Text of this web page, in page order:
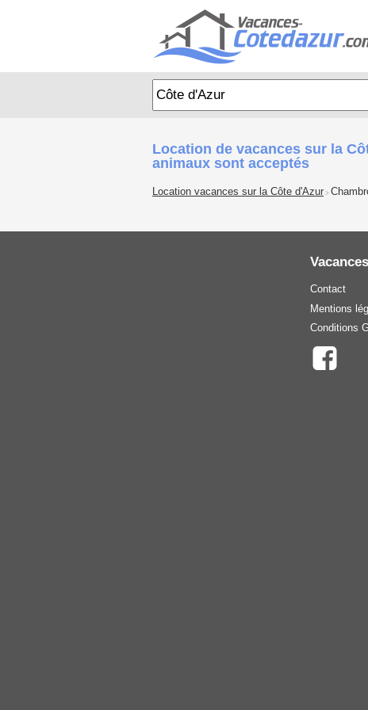
Location de vacances sur la
animaux sont acceptés
Location vacances sur la Côte d'Azur >
Contact
Mentions
Conditions